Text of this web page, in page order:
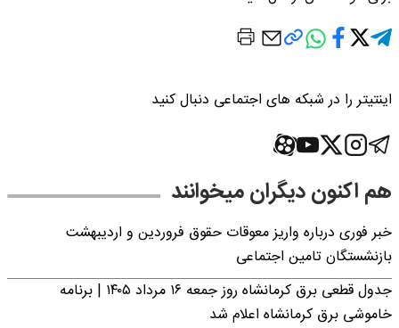
اینتیتر را در شبکه های اجتماعی دنبال کنید
هم اکنون دیگران میخوانند
خبر فوری درباره واریز معوقات حقوق فروردین و اردیبهشت
بازنشستگان تامین اجتماعی
جدول قطعی برق کرمانشاه روز جمعه ۱۶ مرداد ۱۴۰۵ | برنامه
خاموشی برق کرمانشاه اعلام شد